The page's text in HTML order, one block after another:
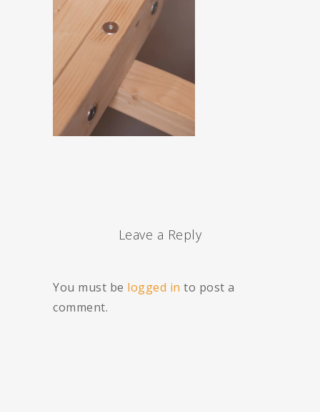
Leave a Reply
You must be logged in to post a
comment.